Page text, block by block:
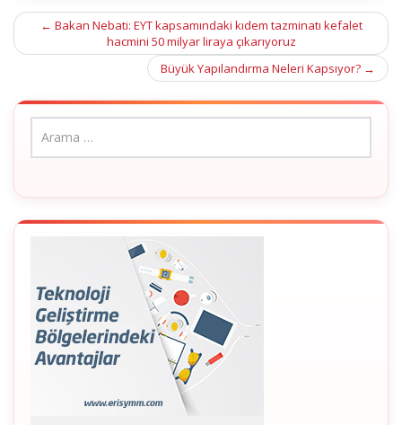
Post
navigation
← Bakan Nebati: EYT kapsamındaki kıdem tazminatı kefalet
hacmini 50 milyar liraya çıkarıyoruz
Büyük Yapılandırma Neleri Kapsıyor? →